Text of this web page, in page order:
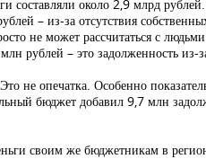
составляли около 2,9 млрд
– из-за отсутствия
не может рассчитаться с
рублей – это задолженность из-
не опечатка. Особенно
бюджет добавил 9,7 млн
своим же бюджетникам в